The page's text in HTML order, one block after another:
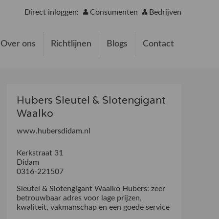
Direct inloggen: Consumenten Bedrijven
Over ons Richtlijnen Blogs Contact
Hubers Sleutel & Slotengigant
Waalko
www.hubersdidam.nl
Kerkstraat 31
Didam
0316-221507
Sleutel & Slotengigant Waalko Hubers: zeer
betrouwbaar adres voor lage prijzen,
kwaliteit, vakmanschap en een goede service